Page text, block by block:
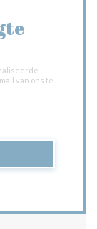
van ons te